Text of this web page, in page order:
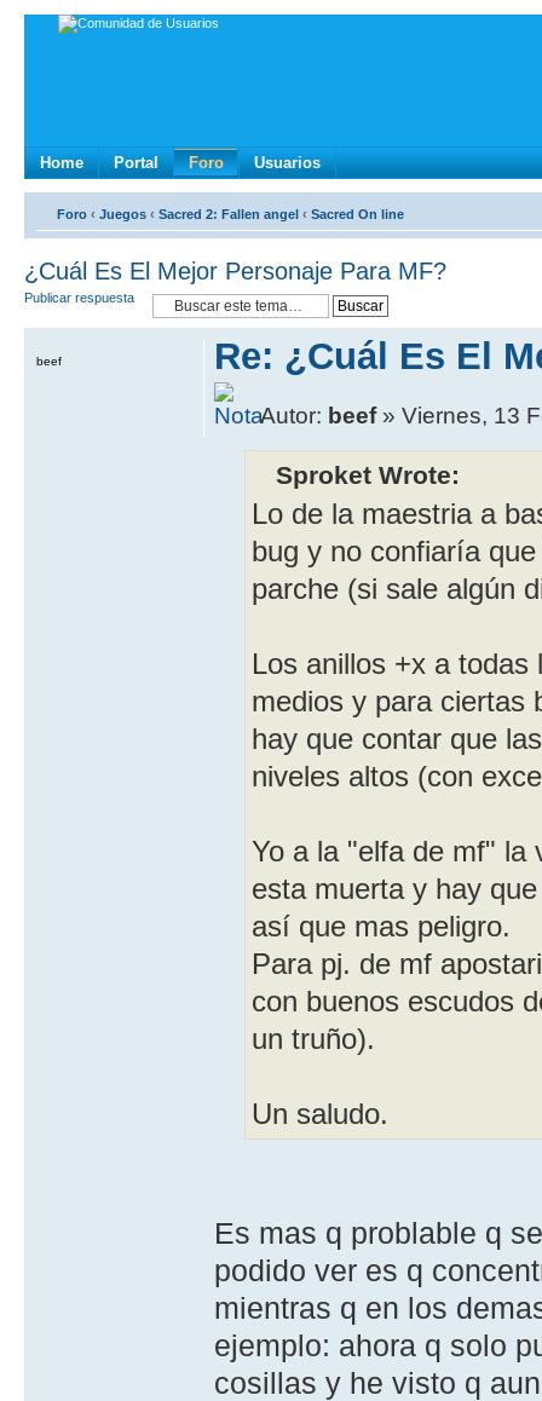
Home Portal Foro Usuarios
Foro ‹ Juegos ‹ Sacred 2: Fallen angel ‹ Sacred On line
¿Cuál Es El Mejor Personaje Para MF?
Publicar respuesta
Re: ¿Cuál Es El
Autor: beef» Viernes, 13
Sproket Wrote:
Lo de la maestria a
bug y no confiaría
parche (si sale algún
Los anillos +x a todas
medios y para ciertas
hay que contar que
niveles altos (con
Yo a la "elfa de mf" la
esta muerta y hay
así que mas peligro.
Para pj. de mf
con buenos escudos
un truño).
Un saludo.
Es mas q problable q
podido ver es q
mientras q en los
ejemplo: ahora q solo
cosillas y he visto q
beef